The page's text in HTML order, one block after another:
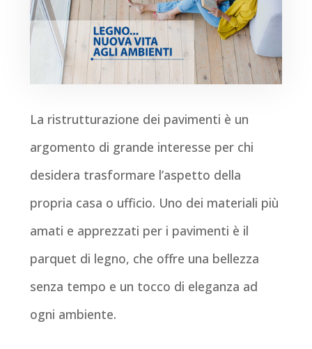
La ristrutturazione dei pavimenti è un
argomento di grande interesse per chi
desidera trasformare l’aspetto della
propria casa o ufficio. Uno dei materiali più
amati e apprezzati per i pavimenti è il
parquet di legno, che offre una bellezza
senza tempo e un tocco di eleganza ad
ogni ambiente.